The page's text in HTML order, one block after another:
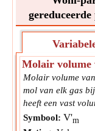
Molair volume
Molair volume
mol van elk gas
heeft een vast
Symbool: V'm